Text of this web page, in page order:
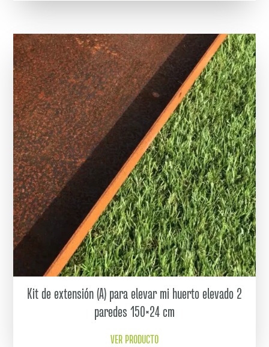
Kit de extensión (A) para elevar mi huerto elevado 2
paredes 150×24 cm
VER PRODUCTO